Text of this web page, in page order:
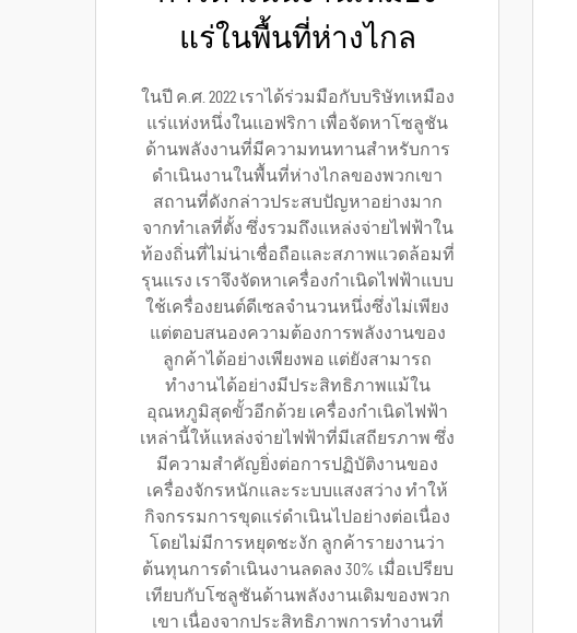
แร่ในพื้นที่ห่างไกล
ในปี ค.ศ. 2022 เราได้ร่วมมือกับบริษัทเหมือง
แร่แห่งหนึ่งในแอฟริกา เพื่อจัดหาโซลูชัน
ด้านพลังงานที่มีความทนทานสำหรับการ
ดำเนินงานในพื้นที่ห่างไกลของพวกเขา
สถานที่ดังกล่าวประสบปัญหาอย่างมาก
จากทำเลที่ตั้ง ซึ่งรวมถึงแหล่งจ่ายไฟฟ้าใน
ท้องถิ่นที่ไม่น่าเชื่อถือและสภาพแวดล้อมที่
รุนแรง เราจึงจัดหาเครื่องกำเนิดไฟฟ้าแบบ
ใช้เครื่องยนต์ดีเซลจำนวนหนึ่งซึ่งไม่เพียง
แต่ตอบสนองความต้องการพลังงานของ
ลูกค้าได้อย่างเพียงพอ แต่ยังสามารถ
ทำงานได้อย่างมีประสิทธิภาพแม้ใน
อุณหภูมิสุดขั้วอีกด้วย เครื่องกำเนิดไฟฟ้า
เหล่านี้ให้แหล่งจ่ายไฟฟ้าที่มีเสถียรภาพ ซึ่ง
มีความสำคัญยิ่งต่อการปฏิบัติงานของ
เครื่องจักรหนักและระบบแสงสว่าง ทำให้
กิจกรรมการขุดแร่ดำเนินไปอย่างต่อเนื่อง
โดยไม่มีการหยุดชะงัก ลูกค้ารายงานว่า
ต้นทุนการดำเนินงานลดลง 30% เมื่อเปรียบ
เทียบกับโซลูชันด้านพลังงานเดิมของพวก
เขา เนื่องจากประสิทธิภาพการทำงานที่